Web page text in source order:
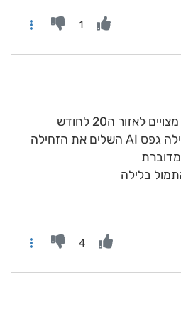
1
לאזור ה20 לחודש
לראשונה כמו שכתבתי בלילה גפס AI השלים את הזחילה
4